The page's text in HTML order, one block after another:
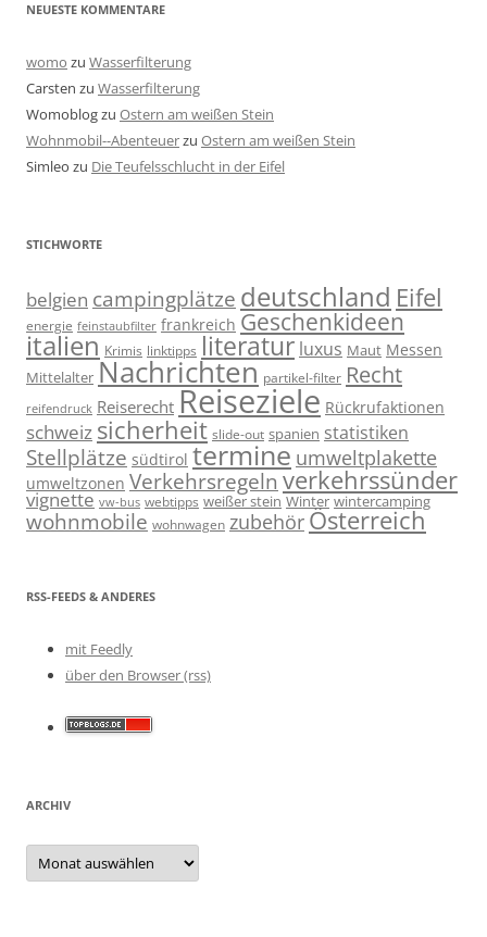
NEUESTE KOMMENTARE
womo zu Wasserfilterung
Carsten zu Wasserfilterung
Womoblogzu Ostern am weißen Stein
Wohnmobil--Abenteuerzu Ostern am weißen Stein
Simleo zu Die Teufelsschlucht in der Eifel
STICHWORTE
belgien campingplätze deutschland Eifel
energie feinstaubfilter frankreich Geschenkideen
italien Krimis linktipps literatur luxus Maut Messen
Mittelalter Nachrichten partikel-filter Recht
reifendruck Reiserecht Reiseziele Rückrufaktionen
schweiz sicherheit slide-out spanien statistiken
Stellplätze südtirol termine umweltplakette
umweltzonen Verkehrsregeln verkehrssünder
vignette vw-bus webtipps weißer stein Winter wintercamping
wohnmobile wohnwagen zubehör Österreich
RSS-FEEDS & ANDERES
mit Feedly
über den Browser (rss)
ARCHIV
Archiv